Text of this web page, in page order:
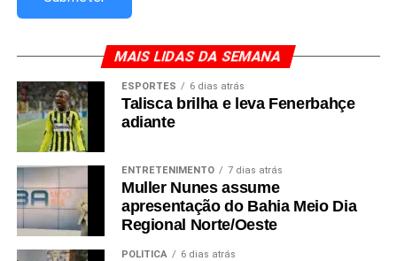
MAIS LIDAS DA SEMANA
ESPORTES 6 dias atrás
Talisca brilha e leva Fenerbahçe
adiante
ENTRETENIMENTO 7 dias atrás
Muller Nunes assume
apresentação do Bahia Meio Dia
Regional Norte/Oeste
POLÍTICA 6 dias atrás